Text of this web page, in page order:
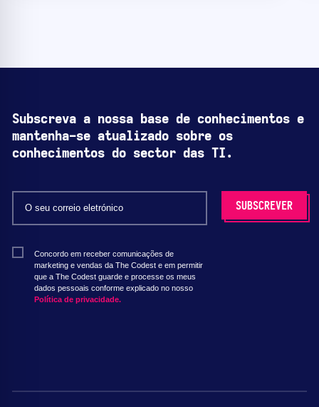
Subscreva a nossa base de conhecimentos e
mantenha-se atualizado sobre os
conhecimentos do sector das TI.
Concordo em receber comunicações de
marketing e vendas da The Codest e em permitir
que a The Codest guarde e processe os meus
dados pessoais conforme explicado no nosso
Política de privacidade.